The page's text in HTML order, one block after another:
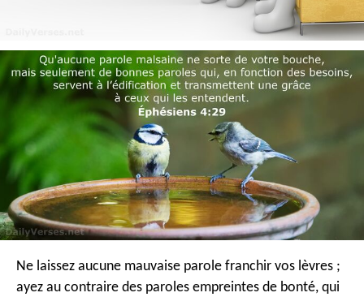
Ne laissez aucune mauvaise parole franchir vos lèvres ;
ayez au contraire des paroles empreintes de bonté, qui